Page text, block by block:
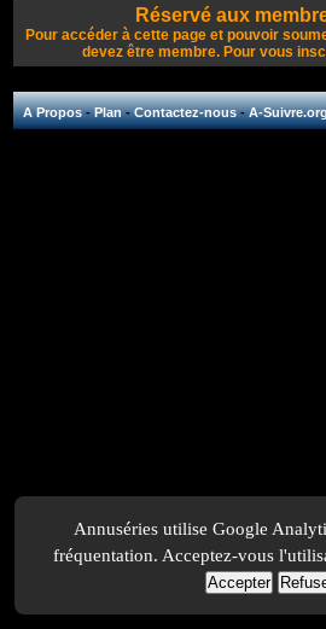
Réservé aux
Pour accéder à cette page et pouvoir
devez être membre. Pour vous
A Propos-Plan-Contactez-nous-A-
Annuséries utilise Google
fréquentation. Acceptez-vous
Accepter